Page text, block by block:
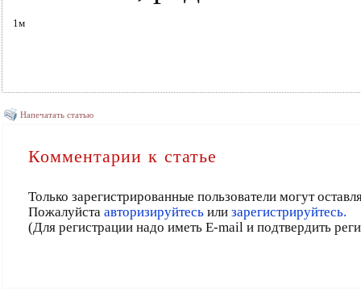
1м
Напечатать статью
Комментарии к статье
Только зарегистрированные пользователи могут
Пожалуйста авторизируйтесьили зарегистрируйтесь.
(Для регистрации надо иметь E-mail и подтвердить